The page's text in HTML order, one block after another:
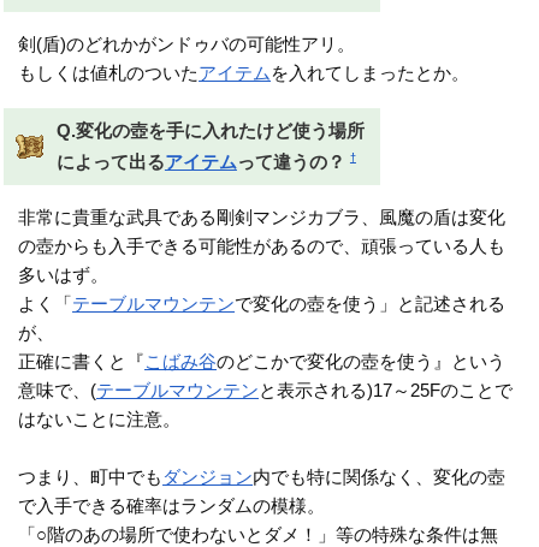
剣(盾)のどれかがンドゥバの可能性アリ。
もしくは値札のついたアイテム を入れてしまったとか。
Q.変化の壺を手に入れたけど使う場所
によって出るアイテムって違うの？ †
非常に貴重な武具である剛剣マンジカブラ、風魔の盾は変化
の壺からも入手できる可能性があるので、頑張っている人も
多いはず。
よく「テーブルマウンテンで変化の壺を使う」と記述される
が、
正確に書くと『こばみ谷のどこかで変化の壺を使う』という
意味で、(テーブルマウンテンと表示される)17～25Fのことで
はないことに注意。
つまり、町中でも ダンジョン内でも特に関係なく、変化の壺
で入手できる確率はランダムの模様。
「○階のあの場所で使わないとダメ！」等の特殊な条件は無